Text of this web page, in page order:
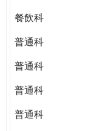
GLOBAL
餐飲科
普通科
普通科
普通科
普通科